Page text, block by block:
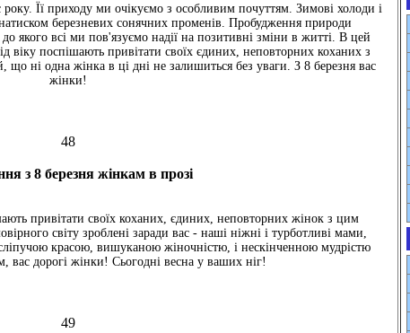
Її приходу ми очікуємо з особливим почуттям. Зимові холоди і
березневих сонячних променів. Пробудження природи
якого всі ми пов'язуємо надії на позитивні зміни в житті. В цей
віку поспішають привітати своїх єдиних, неповторних коханих з
ні одна жінка в ці дні не залишиться без уваги. З 8 березня вас
жінки!
48
з 8 березня жінкам в прозі
привітати своїх коханих, єдиних, неповторних жінок з цим
світу зроблені заради вас - наші ніжні і турботливі мами,
красою, вишуканою жіночністю, і нескінченною мудрістю
вас дорогі жінки! Сьогодні весна у ваших ніг!
49